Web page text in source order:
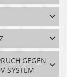
GEGEN
SYSTEM